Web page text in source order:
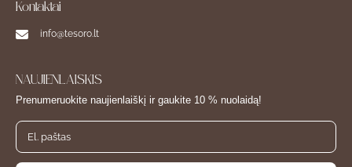
Kontaktai
info@tesoro.lt
NAUJIENLAIŠKIS
Prenumeruokite naujienlaiškį ir gaukite 10 % nuolaidą!